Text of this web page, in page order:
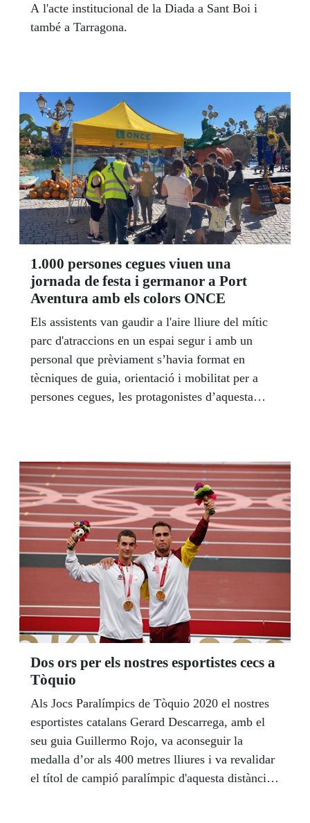
A l'acte institucional de la Diada a Sant Boi i
també a Tarragona.
1.000 persones cegues viuen una
jornada de festa i germanor a Port
Aventura amb els colors ONCE
Els assistents van gaudir a l'aire lliure del mític
parc d'atraccions en un espai segur i amb un
personal que prèviament s’havia format en
tècniques de guia, orientació i mobilitat per a
persones cegues, les protagonistes d’aquesta
inclusiva i d'aventures per recordar sempre.
Dos ors per els nostres esportistes cecs a
Tòquio
Als Jocs Paralímpics de Tòquio 2020 el nostres
esportistes catalans Gerard Descarrega, amb el
seu guia Guillermo Rojo, va aconseguir la
medalla d’or als 400 metres lliures i va revalidar
el títol de campió paralímpic d'aquesta distància